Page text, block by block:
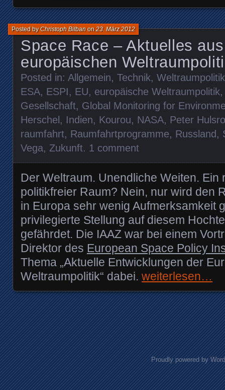
Space Race – Aktuelles
europäischen
Posted byChristoph Bilbanon23. März 2012
Posted in: Allgemein, Technik, Weltraumpolitik
ESA, ESPI, EU, europäische Weltraumpolitik
Gesellschaft, Global Monitoring for
Herschel, Indien, Kourou, NASA, Peter
raumfahrt, Raumfahrtprogramme, Russland,
Vega, Zukunft. 1 comment
Der Weltraum. Unendliche Weiten. Ein
politikfreier Raum? Nein, nur wird den
in Europa sehr wenig Aufmerksamkeit
privilegierte Stellung auf diesem
gefährdet. Die IAAZ war bei einem
Direktor des European Space Policy
Thema „Aktuelle Entwicklungen der
Weltraumpolitik“ dabei. weiterlesen…
Posts navigation
Proudly powered by